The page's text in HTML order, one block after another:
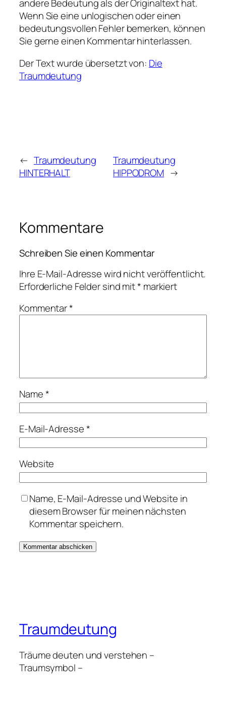
andere Bedeutung als der Originaltext hat.
Wenn Sie eine unlogischen oder einen
bedeutungsvollen Fehler bemerken, können
Sie gerne einen Kommentar hinterlassen.
Der Text wurde übersetzt von: Die
Traumdeutung
← Traumdeutung
HINTERHALT
Traumdeutung
HIPPODROM →
Kommentare
Schreiben Sie einen Kommentar
Ihre E-Mail-Adresse wird nicht veröffentlicht.
Erforderliche Felder sind mit* markiert
Kommentar*
Name*
E-Mail-Adresse*
Website
Name, E-Mail-Adresse und Website in
diesem Browser für meinen nächsten
Kommentar speichern.
Traumdeutung
Träume deuten und verstehen –
Traumsymbol –